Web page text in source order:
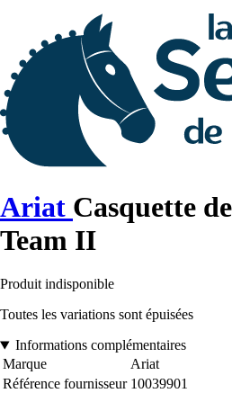
Ariat Casquette
Team II
Produit indisponible
Toutes les variations sont épuisées
Informations complémentaires
Marque
Ariat
Référence fournisseur 10039901